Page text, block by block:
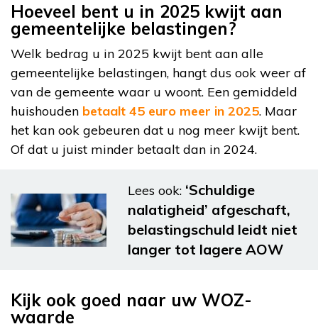
Hoeveel bent u in 2025 kwijt aan
gemeentelijke belastingen?
Welk bedrag u in 2025 kwijt bent aan alle
gemeentelijke belastingen, hangt dus ook weer af
van de gemeente waar u woont. Een gemiddeld
huishouden betaalt 45 euro meer in 2025. Maar
het kan ook gebeuren dat u nog meer kwijt bent.
Of dat u juist minder betaalt dan in 2024.
Lees ook: ‘Schuldige
nalatigheid’ afgeschaft,
belastingschuld leidt niet
langer tot lagere AOW
Kijk ook goed naar uw WOZ-
waarde